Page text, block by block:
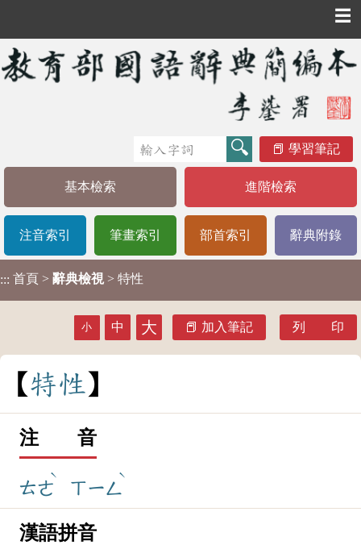
☰
學習筆記
基本檢索 進階檢索
注音索引 筆畫索引 部首索引 辭典附錄
::: 首頁 > 辭典檢視 > 特性
小 中 大 加入筆記 列 印
特性
注 音
ㄊㄜ
ˋ
ㄒㄧㄥ
ˋ
漢語拼音